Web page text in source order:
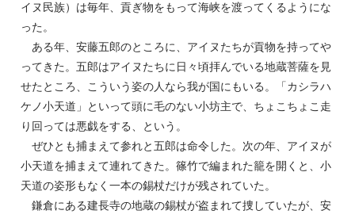
イヌ民族）は毎年、貢ぎ物をもって海峡を渡ってくるようにな
った。
ある年、安藤五郎のところに、アイヌたちが貢物を持ってや
ってきた。五郎はアイヌたちに日々頃拝んでいる地蔵菩薩を見
せたところ、こういう姿の人なら我が国にもいる。「カシラハ
ケノ小天道」といって頭に毛のない小坊主で、ちょこちょこ走
り回っては悪戯をする、という。
ぜひとも捕まえて参れと五郎は命令した。次の年、アイヌが
小天道を捕まえて連れてきた。篠竹で編まれた籠を開くと、小
天道の姿形もなく一本の錫杖だけが残されていた。
鎌倉にある建長寺の地蔵の錫杖が盗まれて捜していたが、安